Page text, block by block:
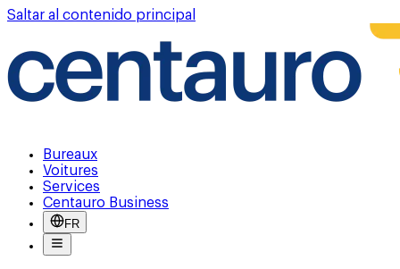
Saltar al contenido principal
Bureaux
Voitures
Services
Centauro Business
FR